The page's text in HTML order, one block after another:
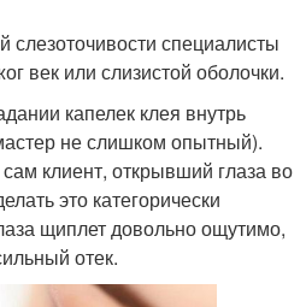
слезоточивости специалисты
век или слизистой оболочки.
капелек клея внутрь
не слишком опытный).
клиент, открывший глаза во
это категорически
щиплет довольно ощутимо,
отек.